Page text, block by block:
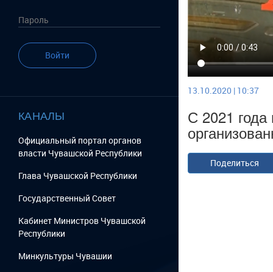
Войти
КАНАЛЫ
Официальный портал органов
власти Чувашской Республики
Глава Чувашской Республики
Государственный Cовет
Кабинет Министров Чувашской
Республики
Минкультуры Чувашии
13.10.2020 | 10:37
С 2021 года
Поделиться